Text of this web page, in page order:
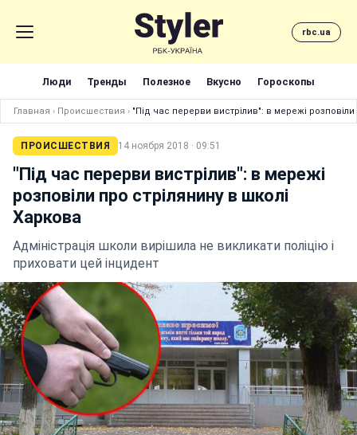
rbc.ua
Люди Тренды Полезное Вкусно Гороскопы
Главная › Происшествия › "Під час перерви вистрілив": в мережі
ПРОИСШЕСТВИЯ 14 ноября 2018 · 09:51
"Під час перерви вистрілив": в мережі
розповіли про стрілянину в школі
Харкова
Адміністрація школи вирішила не викликати поліцію і
приховати цей інцидент